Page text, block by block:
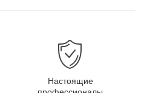
Настоящие